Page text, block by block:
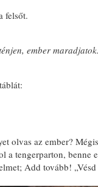
felsőt.
ember
olvas az ember?
a tengerparton, benne
Add tovább!